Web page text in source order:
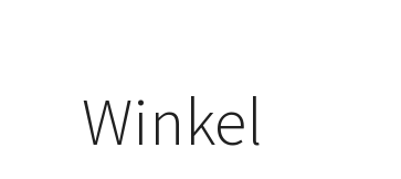
Winkel